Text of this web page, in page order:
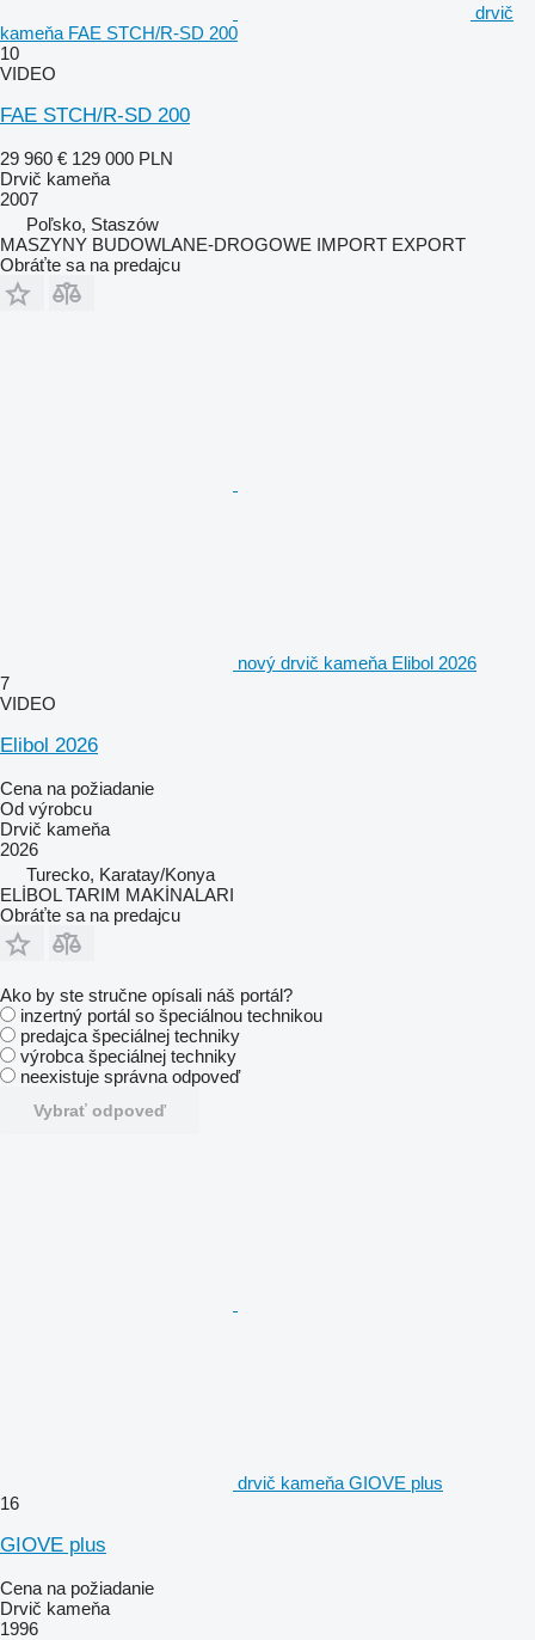
drvič
kameňa FAE STCH/R-SD 200
10
VIDEO
FAE STCH/R-SD 200
29 960 € 129 000 PLN
Drvič kameňa
2007
Poľsko, Staszów
MASZYNY BUDOWLANE-DROGOWE IMPORT EXPORT
Obráťte sa na predajcu
nový drvič kameňa Elibol 2026
7
VIDEO
Elibol 2026
Cena na požiadanie
Od výrobcu
Drvič kameňa
2026
Turecko, Karatay/Konya
ELİBOL TARIM MAKİNALARI
Obráťte sa na predajcu
Ako by ste stručne opísali náš portál?
inzertný portál so špeciálnou technikou
predajca špeciálnej techniky
výrobca špeciálnej techniky
neexistuje správna odpoveď
Vybrať odpoveď
drvič kameňa GIOVE plus
16
GIOVE plus
Cena na požiadanie
Drvič kameňa
1996